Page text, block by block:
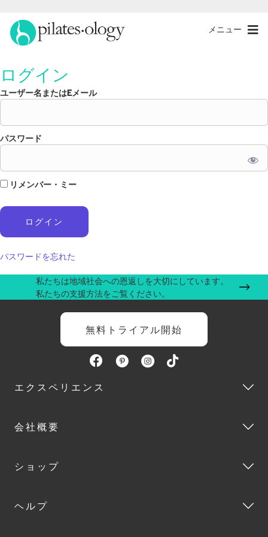
メニュー
ログイン
ユーザー名またはEメール
パスワード
リメンバー・ミー
パスワードを忘れた
私たちは地域社会への恩返しを大切にしています。
私たちの支援方法をご覧ください。
無料トライアル開始
エクスペリエンス
会社概要
ショップ
ヘルプ